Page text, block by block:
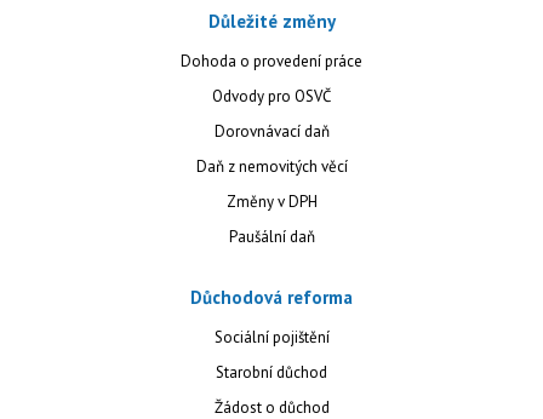
Důležité změny
Dohoda o provedení práce
Odvody pro OSVČ
Dorovnávací daň
Daň z nemovitých věcí
Změny v DPH
Paušální daň
Důchodová reforma
Sociální pojištění
Starobní důchod
Žádost o důchod